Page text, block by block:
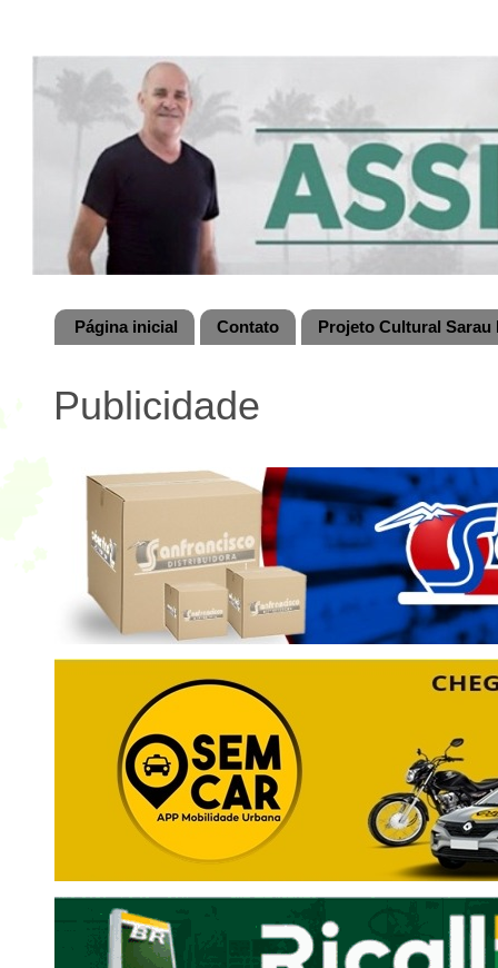
Página inicial Contato Projeto Cultural
Publicidade